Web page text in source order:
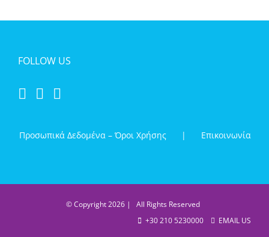
FOLLOW US
Προσωπικά Δεδομένα – Όροι Χρήσης Επικοινωνία
© Copyright2026 | All Rights Reserved
+30 210 5230000
EMAIL US